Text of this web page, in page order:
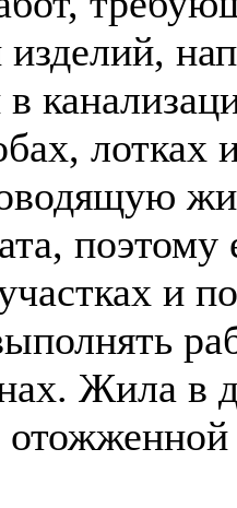
изделий,
поэтому
и
Жила в